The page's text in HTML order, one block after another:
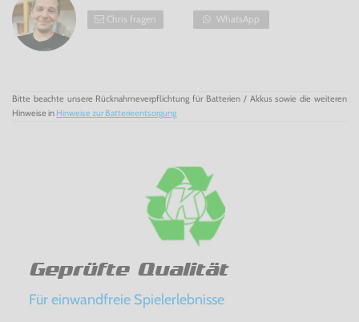
Chris fragen WhatsApp
Bitte beachte unsere Rücknahmeverpflichtung für Batterien / Akkus sowie die weiteren
Hinweise in Hinweise zur Batterieentsorgung
Geprüfte Qualität
Für einwandfreie Spielerlebnisse